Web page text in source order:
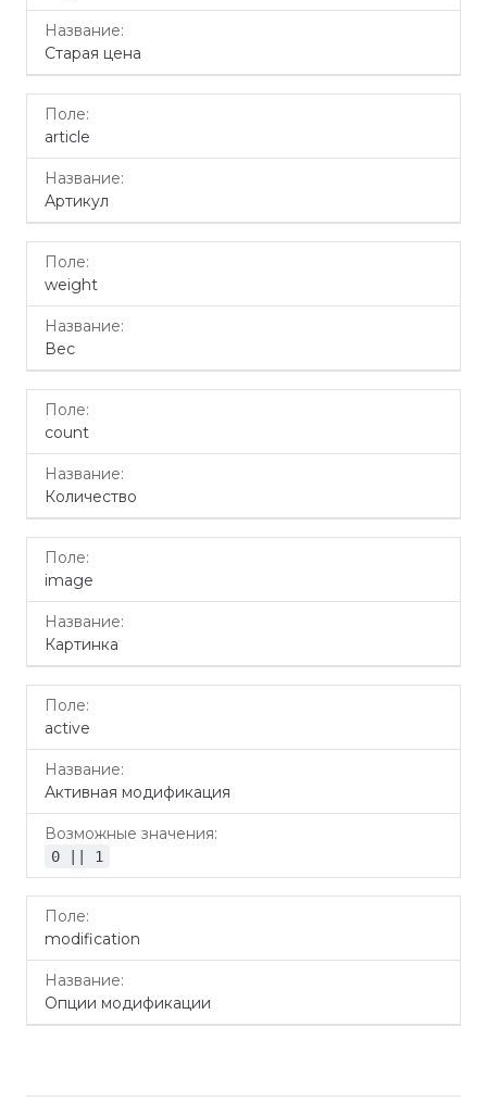
Старая цена
article
Артикул
weight
Вес
count
Количество
image
Картинка
active
Активная модификация
0 || 1
modification
Опции модификации